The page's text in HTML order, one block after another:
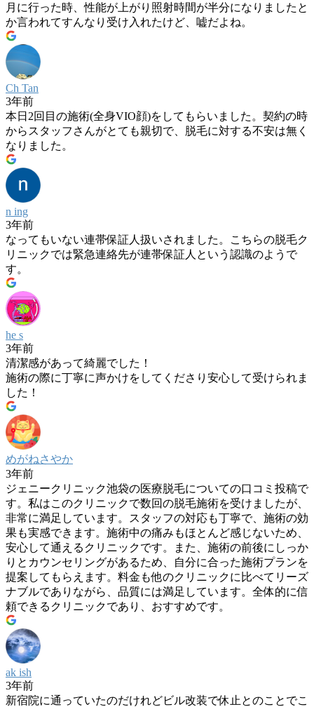
月に行った時、性能が上がり照射時間が半分になりましたと
か言われてすんなり受け入れたけど、嘘だよね。
Ch Tan
3年前
本日2回目の施術(全身VIO顔)をしてもらいました。契約の時
からスタッフさんがとても親切で、脱毛に対する不安は無く
なりました。
n ing
3年前
なってもいない連帯保証人扱いされました。こちらの脱毛ク
リニックでは緊急連絡先が連帯保証人という認識のようで
す。
he s
3年前
清潔感があって綺麗でした！
施術の際に丁寧に声かけをしてくださり安心して受けられま
した！
めがねさやか
3年前
ジェニークリニック池袋の医療脱毛についての口コミ投稿で
す。私はこのクリニックで数回の脱毛施術を受けましたが、
非常に満足しています。スタッフの対応も丁寧で、施術の効
果も実感できます。施術中の痛みもほとんど感じないため、
安心して通えるクリニックです。また、施術の前後にしっか
りとカウンセリングがあるため、自分に合った施術プランを
提案してもらえます。料金も他のクリニックに比べてリーズ
ナブルでありながら、品質には満足しています。全体的に信
頼できるクリニックであり、おすすめです。
ak ish
3年前
新宿院に通っていたのだけれどビル改装で休止とのことでこ